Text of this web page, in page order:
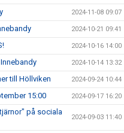
2024-11-08 09:07
2024-10-21 09:41
2024-10-16 14:00
2024-10-14 13:32
till Höllviken 2024-09-24 10:44
15:00 2024-09-17 16:20
på sociala
2024-09-03 11:40